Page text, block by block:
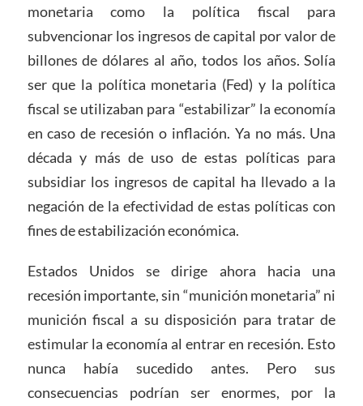
monetaria como la política fiscal para
subvencionar los ingresos de capital por valor de
billones de dólares al año, todos los años. Solía
ser que la política monetaria (Fed) y la política
fiscal se utilizaban para “estabilizar” la economía
en caso de recesión o inflación. Ya no más. Una
década y más de uso de estas políticas para
subsidiar los ingresos de capital ha llevado a la
negación de la efectividad de estas políticas con
fines de estabilización económica.
Estados Unidos se dirige ahora hacia una
recesión importante, sin “munición monetaria” ni
munición fiscal a su disposición para tratar de
estimular la economía al entrar en recesión. Esto
nunca había sucedido antes. Pero sus
consecuencias podrían ser enormes, por la